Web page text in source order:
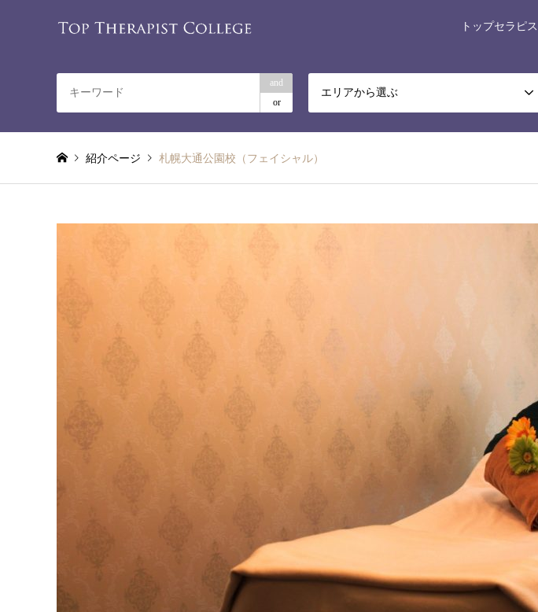
トップセラピ
and
or
エリアから選ぶ
紹介ページ 札幌大通公園校（フェイシャル）